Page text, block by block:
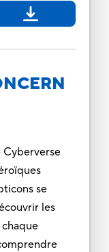
Cyberverse
se
les